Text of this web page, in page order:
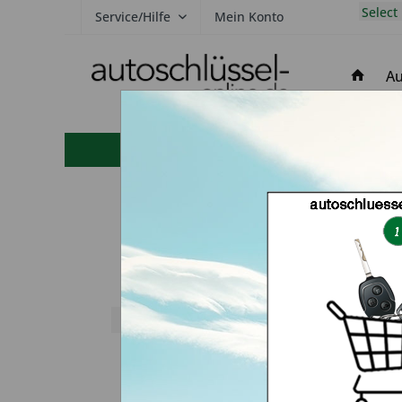
Service/Hilfe Mein Konto Select
hohe Kundenzufriedenheit
Typ:
Inhaber:
Dirk Zimmermann
Webseite:
Zur Webseite